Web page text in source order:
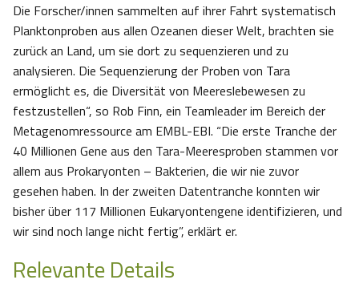
Die Forscher/innen sammelten auf ihrer Fahrt systematisch
Planktonproben aus allen Ozeanen dieser Welt, brachten sie
zurück an Land, um sie dort zu sequenzieren und zu
analysieren. Die Sequenzierung der Proben von Tara
ermöglicht es, die Diversität von Meereslebewesen zu
festzustellen“, so Rob Finn, ein Teamleader im Bereich der
Metagenomressource am EMBL-EBI. “Die erste Tranche der
40 Millionen Gene aus den Tara-Meeresproben stammen vor
allem aus Prokaryonten – Bakterien, die wir nie zuvor
gesehen haben. In der zweiten Datentranche konnten wir
bisher über 117 Millionen Eukaryontengene identifizieren, und
wir sind noch lange nicht fertig”, erklärt er.
Relevante Details